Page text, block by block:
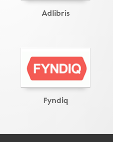
Adlibris
Fyndiq